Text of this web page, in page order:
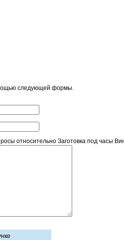
следующей формы.
относительно Заготовка под часы